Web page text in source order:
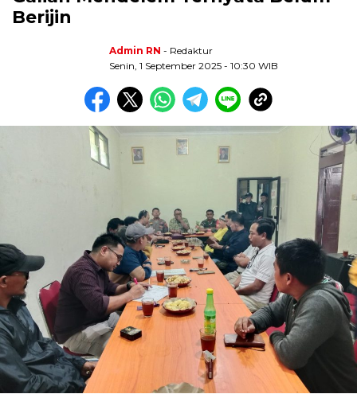
Berijin
Admin RN - Redaktur
Senin, 1 September 2025 - 10:30 WIB